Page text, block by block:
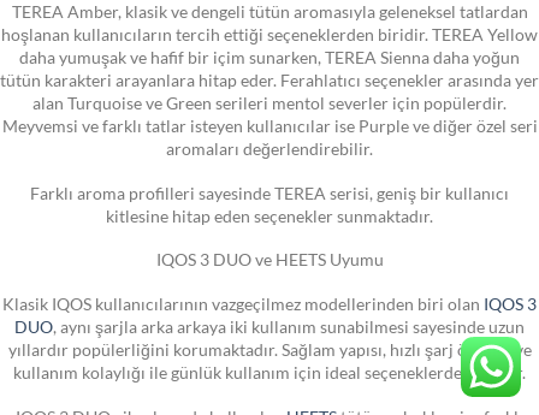
TEREA Amber, klasik ve dengeli tütün aromasıyla geleneksel tatlardan
hoşlanan kullanıcıların tercih ettiği seçeneklerden biridir. TEREA Yellow
daha yumuşak ve hafif bir içim sunarken, TEREA Sienna daha yoğun
tütün karakteri arayanlara hitap eder. Ferahlatıcı seçenekler arasında yer
alan Turquoise ve Green serileri mentol severler için popülerdir.
Meyvemsi ve farklı tatlar isteyen kullanıcılar ise Purple ve diğer özel seri
aromaları değerlendirebilir.
Farklı aroma profilleri sayesinde TEREA serisi, geniş bir kullanıcı
kitlesine hitap eden seçenekler sunmaktadır.
IQOS 3 DUO ve HEETS Uyumu
Klasik IQOS kullanıcılarının vazgeçilmez modellerinden biri olan IQOS 3
DUO, aynı şarjla arka arkaya iki kullanım sunabilmesi sayesinde uzun
yıllardır popülerliğini korumaktadır. Sağlam yapısı, hızlı şarj özelliği ve
kullanım kolaylığı ile günlük kullanım için ideal seçeneklerden biridir.